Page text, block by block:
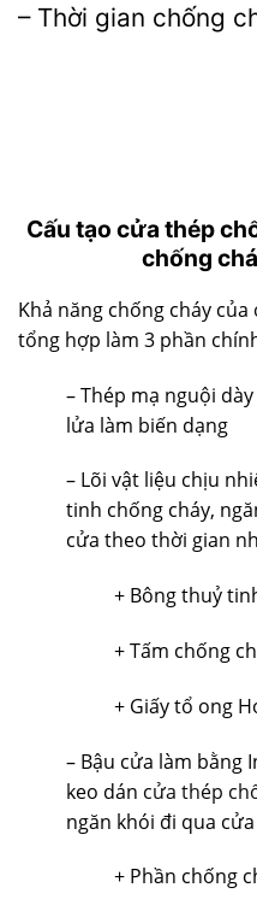
– Thời gian chống
Cấu tạo cửa thép
chống
Khả năng chống cháy của
tổng hợp làm 3 phần
– Thép mạ nguội
lửa làm biến dạng
– Lõi vật liệu chịu
tinh chống cháy,
cửa theo thời gian
+ Bông thuỷ
+ Tấm chống
+ Giấy tổ ong
– Bậu cửa làm bằng
keo dán cửa thép
ngăn khói đi qua
+ Phần chống